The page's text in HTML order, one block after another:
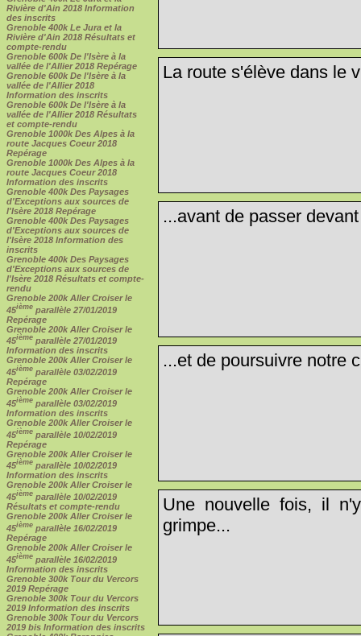
Rivière d'Ain 2018 Information
des inscrits
Grenoble 400k Le Jura et la
Rivière d'Ain 2018 Résultats et
compte-rendu
Grenoble 600k De l'Isère à la
vallée de l'Allier 2018 Repérage
Grenoble 600k De l'Isère à la
vallée de l'Allier 2018
Information des inscrits
Grenoble 600k De l'Isère à la
vallée de l'Allier 2018 Résultats
et compte-rendu
Grenoble 1000k Des Alpes à la
route Jacques Coeur 2018
Repérage
Grenoble 1000k Des Alpes à la
route Jacques Coeur 2018
Information des inscrits
Grenoble 400k Des Paysages
d'Exceptions aux sources de
l'Isère 2018 Repérage
Grenoble 400k Des Paysages
d'Exceptions aux sources de
l'Isère 2018 Information des
inscrits
Grenoble 400k Des Paysages
d'Exceptions aux sources de
l'Isère 2018 Résultats et compte-
rendu
Grenoble 200k Aller Croiser le
45ième parallèle 27/01/2019
Repérage
Grenoble 200k Aller Croiser le
45ième parallèle 27/01/2019
Information des inscrits
Grenoble 200k Aller Croiser le
45ième parallèle 03/02/2019
Repérage
Grenoble 200k Aller Croiser le
45ième parallèle 03/02/2019
Information des inscrits
Grenoble 200k Aller Croiser le
45ième parallèle 10/02/2019
Repérage
Grenoble 200k Aller Croiser le
45ième parallèle 10/02/2019
Information des inscrits
Grenoble 200k Aller Croiser le
45ième parallèle 10/02/2019
Résultats et compte-rendu
Grenoble 200k Aller Croiser le
45ième parallèle 16/02/2019
Repérage
Grenoble 200k Aller Croiser le
45ième parallèle 16/02/2019
Information des inscrits
Grenoble 300k Tour du Vercors
2019 Repérage
Grenoble 300k Tour du Vercors
2019 Information des inscrits
Grenoble 300k Tour du Vercors
2019 bis Information des inscrits
La route s'élève dans le
...avant de passer
...et de poursuivre notre
Une nouvelle fois, il
grimpe...